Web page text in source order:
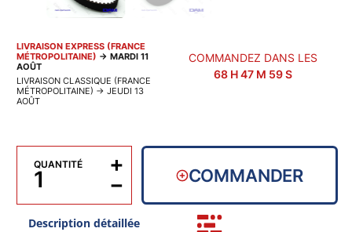
LIVRAISON EXPRESS (FRANCE
MÉTROPOLITAINE) → MARDI 11
AOÛT
LIVRAISON CLASSIQUE (FRANCE
MÉTROPOLITAINE) → JEUDI 13
AOÛT
COMMANDEZ DANS LES
68 H47 M 59S
QUANTITÉ
−
+ COMMANDER
Description détaillée